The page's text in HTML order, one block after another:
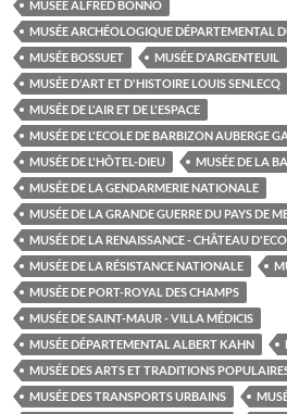
MUSÉE ALFRED BONNO
MUSÉE ARCHÉOLOGIQUE DÉPARTEMENTAL
MUSÉE BOSSUET
MUSÉE D'ARGENTEUIL
MUSÉE D'ART ET D'HISTOIRE LOUIS SENLECQ
MUSÉE DE L'AIR ET DE L'ESPACE
MUSÉE DE L'ECOLE DE BARBIZON AUBERGE
MUSÉE DE L'HÔTEL-DIEU
MUSÉE DE LA
MUSÉE DE LA GENDARMERIE NATIONALE
MUSÉE DE LA GRANDE GUERRE DU PAYS DE
MUSÉE DE LA RENAISSANCE - CHÂTEAU
MUSÉE DE LA RÉSISTANCE NATIONALE
MUSÉE DE PORT-ROYAL DES CHAMPS
MUSÉE DE SAINT-MAUR - VILLA MÉDICIS
MUSÉE DÉPARTEMENTAL ALBERT KAHN
MUSÉE DES ARTS ET TRADITIONS
MUSÉE DES TRANSPORTS URBAINS